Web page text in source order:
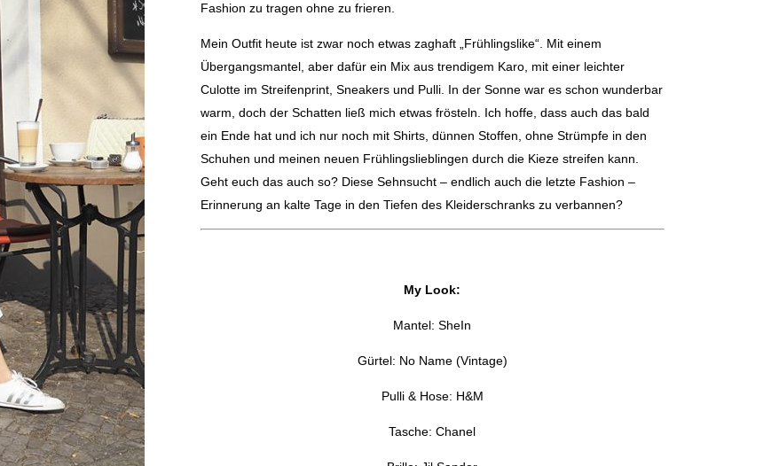
Fashion zu tragen ohne zu frieren.
Mein Outfit heute ist zwar noch etwas zaghaft „Frühlingslike“. Mit einem
Übergangsmantel, aber dafür ein Mix aus trendigem Karo, mit einer leichter
Culotte im Streifenprint, Sneakers und Pulli. In der Sonne war es schon wunderbar
warm, doch der Schatten ließ mich etwas frösteln. Ich hoffe, dass auch das bald
ein Ende hat und ich nur noch mit Shirts, dünnen Stoffen, ohne Strümpfe in den
Schuhen und meinen neuen Frühlingslieblingen durch die Kieze streifen kann.
Geht euch das auch so? Diese Sehnsucht – endlich auch die letzte Fashion –
Erinnerung an kalte Tage in den Tiefen des Kleiderschranks zu verbannen?
My Look:
Mantel: SheIn
Gürtel: No Name (Vintage)
Pulli & Hose: H&M
Tasche: Chanel